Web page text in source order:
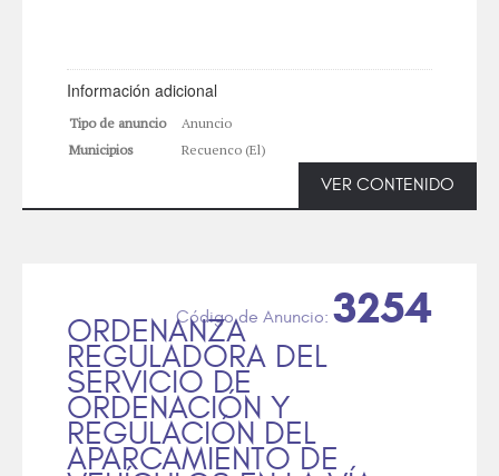
Información adicional
Tipo de anuncio
Anuncio
Municipios
Recuenco (El)
VER CONTENIDO
ORDENANZA
REGULADORA DEL
SERVICIO DE
ORDENACIÓN Y
REGULACIÓN DEL
APARCAMIENTO DE
3254